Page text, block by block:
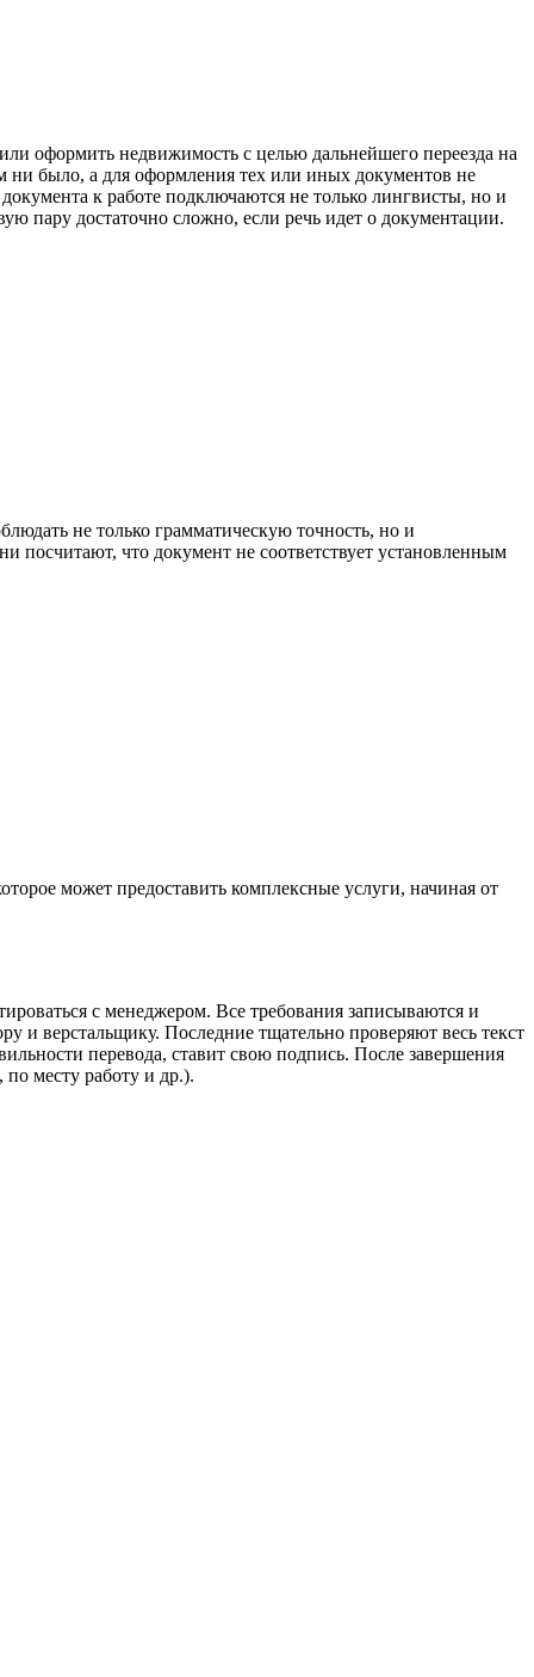
оформить недвижимость с целью дальнейшего переезда на
ни было, а для оформления тех или иных документов не
к работе подключаются не только лингвисты, но и
пару достаточно сложно, если речь идет о документации.
не только грамматическую точность, но и
посчитают, что документ не соответствует установленным
может предоставить комплексные услуги, начиная от
с менеджером. Все требования записываются и
и верстальщику. Последние тщательно проверяют весь текст
перевода, ставит свою подпись. После завершения
месту работу и др.).